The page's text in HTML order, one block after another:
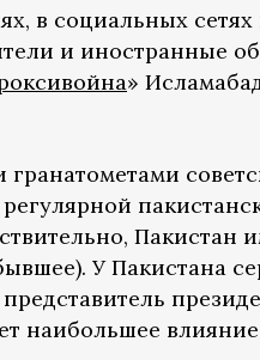
в социальных
и иностранные
»
Пакистан
У Пакистана
наибольшее влияние